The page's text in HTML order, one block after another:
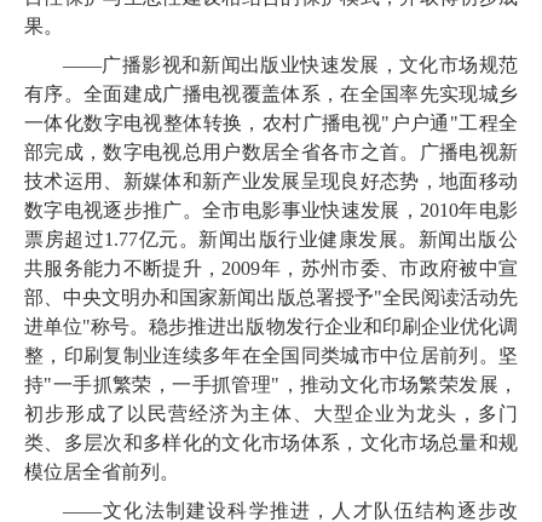
果。
——广播影视和新闻出版业快速发展 ，文化市场规范
有序。全面建成广播电视覆盖体系，在全国率先实现城乡
一体化数字电视整体转换， 农村广播电视"户户通"工程全
部完成，数字电视总用户数居全省各市之首。广播电视新
技术运用、新媒体和新产业发展呈现良好态势， 地面移动
数字电视逐步推广。全市电影事业快速发展， 2010年电影
票房超过1.77亿元。 新闻出版行业健康发展。新闻出版公
共服务能力不断提升， 2009年，苏州市委、市政府被中宣
部、中央文明办和国家新闻出版总署授予"全民阅读活动先
进单位"称号。稳步推进出版物发行企业和印刷企业优化调
整， 印刷复制业连续多年在全国同类城市中位居前列。 坚
持"一手抓繁荣，一手抓管理"，推动文化市场繁荣发展，
初步形成了以民营经济为主体、大型企业为龙头，多门
类、多层次和多样化的文化市场体系， 文化市场总量和规
模位居全省前列。
——文化法制建设科学推进，
人才队伍结构逐步改